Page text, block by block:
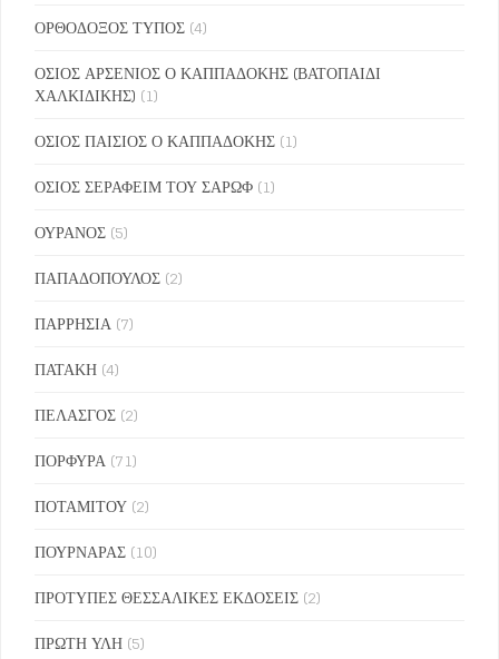
ΟΡΘΟΔΟΞΟΣ ΤΥΠΟΣ (4)
ΟΣΙΟΣ ΑΡΣΕΝΙΟΣ Ο ΚΑΠΠΑΔΟΚΗΣ (ΒΑΤΟΠΑΙΔΙ
ΧΑΛΚΙΔΙΚΗΣ) (1)
ΟΣΙΟΣ ΠΑΙΣΙΟΣ Ο ΚΑΠΠΑΔΟΚΗΣ (1)
ΟΣΙΟΣ ΣΕΡΑΦΕΙΜ ΤΟΥ ΣΑΡΩΦ (1)
ΟΥΡΑΝΟΣ (5)
ΠΑΠΑΔΟΠΟΥΛΟΣ (2)
ΠΑΡΡΗΣΙΑ (7)
ΠΑΤΑΚΗ (4)
ΠΕΛΑΣΓΟΣ (2)
ΠΟΡΦΥΡΑ (71)
ΠΟΤΑΜΙΤΟΥ (2)
ΠΟΥΡΝΑΡΑΣ (10)
ΠΡΟΤΥΠΕΣ ΘΕΣΣΑΛΙΚΕΣ ΕΚΔΟΣΕΙΣ (2)
ΠΡΩΤΗ ΥΛΗ (5)